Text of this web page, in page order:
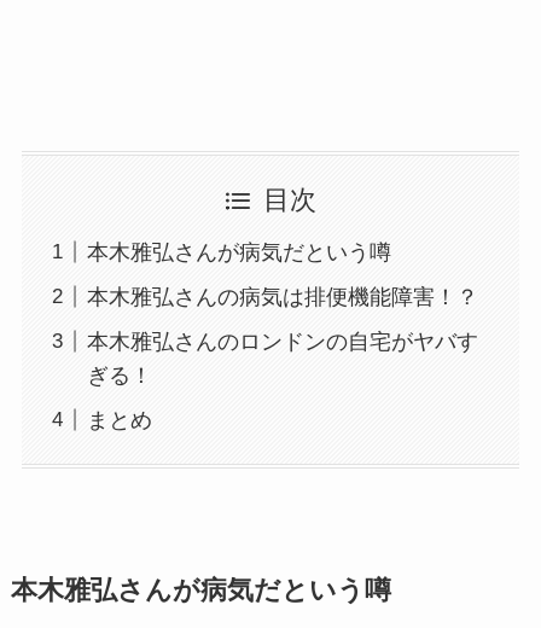
目次
本木雅弘さんが病気だという噂
本木雅弘さんの病気は排便機能障害！？
本木雅弘さんのロンドンの自宅がヤバす
ぎる！
まとめ
本木雅弘さんが病気だという噂